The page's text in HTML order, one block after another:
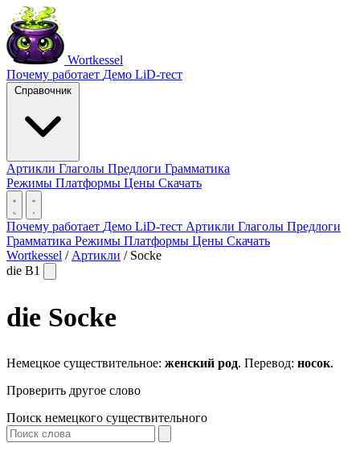
Wortkessel
Почему работает Демо LiD-тест
Справочник
Артикли Глаголы Предлоги Грамматика
Режимы Платформы Цены Скачать
Почему работает Демо LiD-тест Артикли Глаголы Предлоги
Грамматика Режимы Платформы Цены Скачать
Wortkessel / Артикли / Socke
die B1
die Socke
Немецкое существительное: женский род. Перевод: носок.
Проверить другое слово
Поиск немецкого существительного